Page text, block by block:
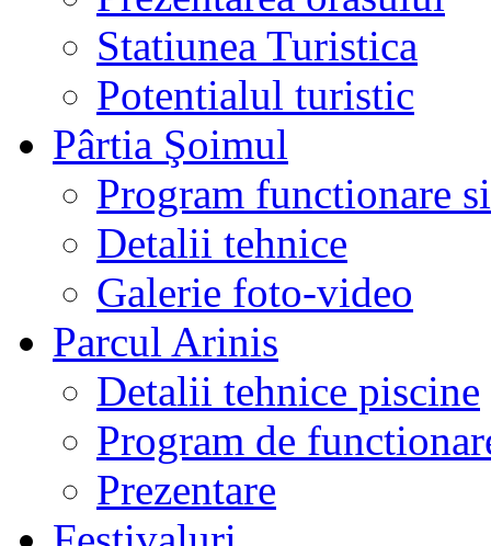
Statiunea Turistica
Potentialul turistic
Pârtia Şoimul
Program functionare
Detalii tehnice
Galerie foto-video
Parcul Arinis
Detalii tehnice piscine
Program de
Prezentare